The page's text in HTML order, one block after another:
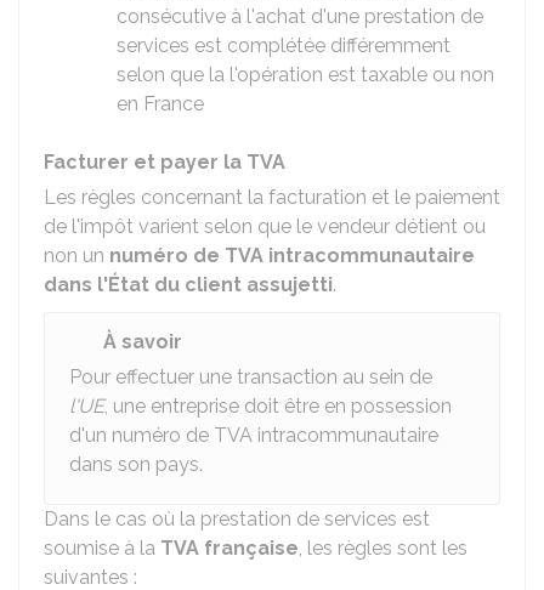
consécutive à l'achat d'une prestation de
services est complétée différemment
selon que la l'opération est taxable ou non
en France
Facturer et payer la TVA
Les règles concernant la facturation et le paiement
de l'impôt varient selon que le vendeur détient ou
non un numéro de TVA intracommunautaire
dans l'État du client assujetti.
À savoir
Pour effectuer une transaction au sein de
l'UE, une entreprise doit être en possession
d'un numéro de TVA intracommunautaire
dans son pays.
Dans le cas où la prestation de services est
soumise à la TVA française, les règles sont les
suivantes :